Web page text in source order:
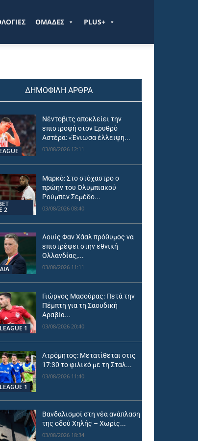
ΟΜΑΔΕΣ PLUS+
ΔΗΜΟΦΙΛΗ ΑΡΘΡΑ
Νέντοβιτς αποκλείει την
επιστροφή στον Ερυθρό
Αστέρα: «Ένιωσα έλλειψη...
03/08/2026 12:11
2
Μαρκό: Στο στόχαστρο ο
πρώην του Ολυμπιακού
Ρούμπεν Σεμέδο...
03/08/2026 08:40
Λουίς Φαν Χάαλ πρόθυμος να
επιστρέψει στην εθνική
Ολλανδίας,...
03/08/2026 11:11
1
Γιώργος Μασούρας: Πετά την
Πέμπτη για τη Σαουδική
Αραβία...
03/08/2026 20:40
1
Ατρόμητος: Μετατίθεται στις
17:30 το φιλικό με τη Σταλ...
03/08/2026 11:40
Βανδαλισμοί στη νέα ανάπλαση
της οδού Χηλής – Χωρίς...
03/08/2026 18:34